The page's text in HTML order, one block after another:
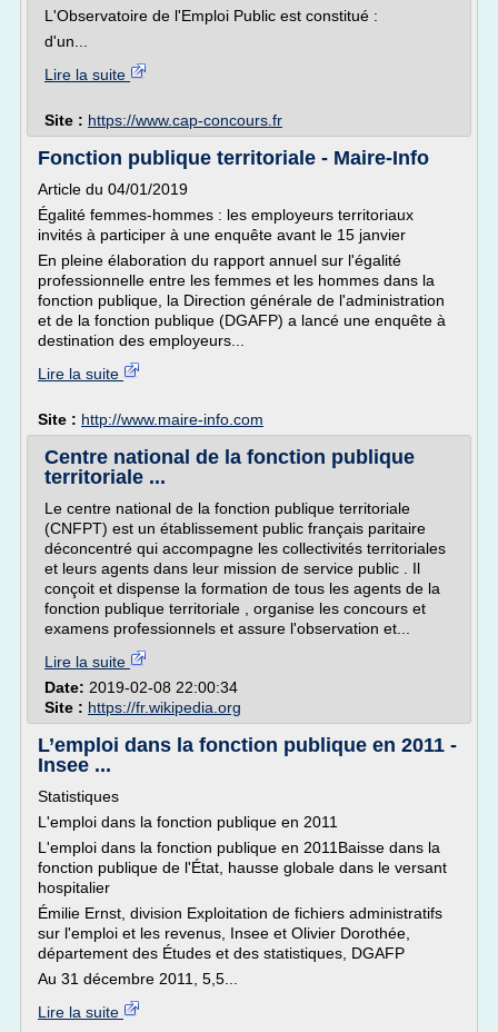
L'Observatoire de l'Emploi Public est constitué :
d'un...
Lire la suite
Site : https://www.cap-concours.fr
Fonction publique territoriale - Maire-Info
Article du 04/01/2019
Égalité femmes-hommes : les employeurs territoriaux
invités à participer à une enquête avant le 15 janvier
En pleine élaboration du rapport annuel sur l'égalité
professionnelle entre les femmes et les hommes dans la
fonction publique, la Direction générale de l'administration
et de la fonction publique (DGAFP) a lancé une enquête à
destination des employeurs...
Lire la suite
Site : http://www.maire-info.com
Centre national de la fonction publique
territoriale ...
Le centre national de la fonction publique territoriale
(CNFPT) est un établissement public français paritaire
déconcentré qui accompagne les collectivités territoriales
et leurs agents dans leur mission de service public . Il
conçoit et dispense la formation de tous les agents de la
fonction publique territoriale , organise les concours et
examens professionnels et assure l'observation et...
Lire la suite
Date: 2019-02-08 22:00:34
Site : https://fr.wikipedia.org
L’emploi dans la fonction publique en 2011 -
Insee ...
Statistiques
L'emploi dans la fonction publique en 2011
L'emploi dans la fonction publique en 2011Baisse dans la
fonction publique de l'État, hausse globale dans le versant
hospitalier
Émilie Ernst, division Exploitation de fichiers administratifs
sur l'emploi et les revenus, Insee et Olivier Dorothée,
département des Études et des statistiques, DGAFP
Au 31 décembre 2011, 5,5...
Lire la suite